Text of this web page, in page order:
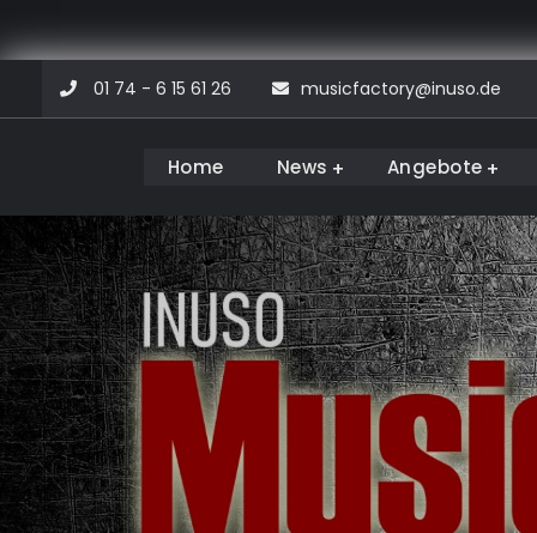
content
01 74 - 6 15 61 26 musicfactory@inuso.de
Musicfactory
Home News Angebote